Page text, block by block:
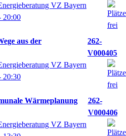
VZ Bayern
20:00
aus der
262-
V000405
VZ Bayern
20:30
Wärmeplanung
262-
V000406
VZ Bayern